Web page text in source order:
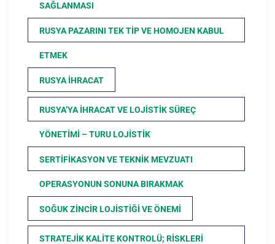
SAĞLANMASI
RUSYA PAZARINI TEK TIP VE HOMOJEN KABUL
ETMEK
RUSYA İHRACAT
RUSYA’YA İHRACAT VE LOJISTIK SÜREÇ
YÖNETIMI – TURU LOJISTIK
SERTIFIKASYON VE TEKNIK MEVZUATI
OPERASYONUN SONUNA BIRAKMAK
SOĞUK ZINCIR LOJISTIĞI VE ÖNEMI
STRATEJIK KALITE KONTROLÜ; RISKLERI